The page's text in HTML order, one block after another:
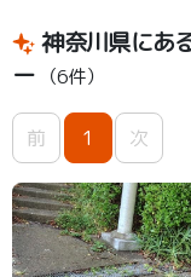
神奈川県にあ
ー （6件）
前 1 次